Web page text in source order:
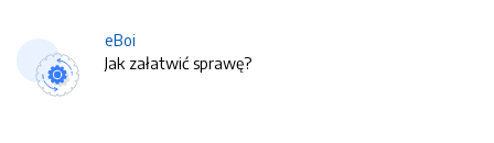
eBoi
Jak załatwić sprawę?